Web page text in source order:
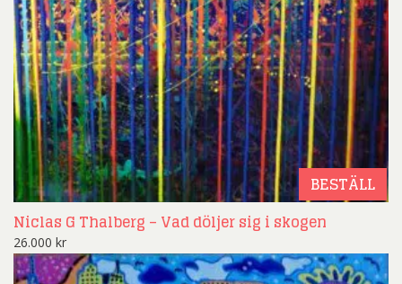
BESTÄLL
Niclas G Thalberg – Vad döljer sig i skogen
26.000 kr